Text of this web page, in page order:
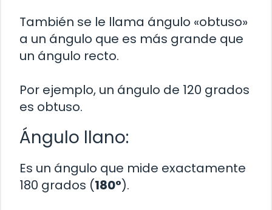
También se le llama ángulo «obtuso»
a un ángulo que es más grande que
un ángulo recto.
Por ejemplo, un ángulo de 120 grados
es obtuso.
Ángulo llano:
Es un ángulo que mide exactamente
180 grados (180°).